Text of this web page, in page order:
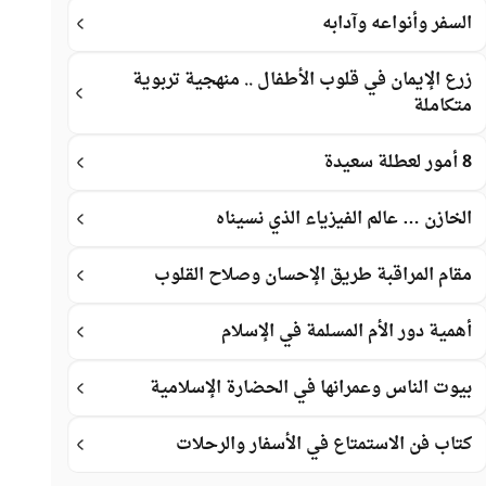
السفر وأنواعه وآدابه
زرع الإيمان في قلوب الأطفال .. منهجية تربوية
متكاملة
8 أمور لعطلة سعيدة
الخازن … عالم الفيزياء الذي نسيناه
مقام المراقبة طريق الإحسان وصلاح القلوب
أهمية دور الأم المسلمة في الإسلام
بيوت الناس وعمرانها في الحضارة الإسلامية
كتاب فن الاستمتاع في الأسفار والرحلات